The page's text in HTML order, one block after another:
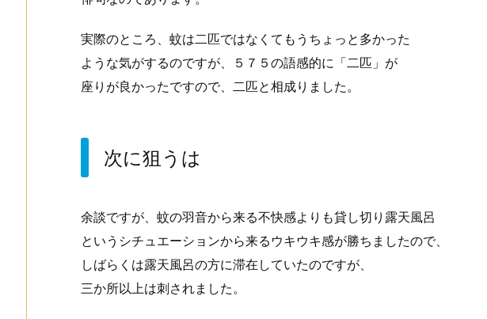
実際のところ、蚊は二匹ではなくてもうちょっと多かった
ような気がするのですが、５７５の語感的に「二匹」が
座りが良かったですので、二匹と相成りました。
次に狙うは
余談ですが、蚊の羽音から来る不快感よりも貸し切り露天風呂
というシチュエーションから来るウキウキ感が勝ちましたので、
しばらくは露天風呂の方に滞在していたのですが、
三か所以上は刺されました。